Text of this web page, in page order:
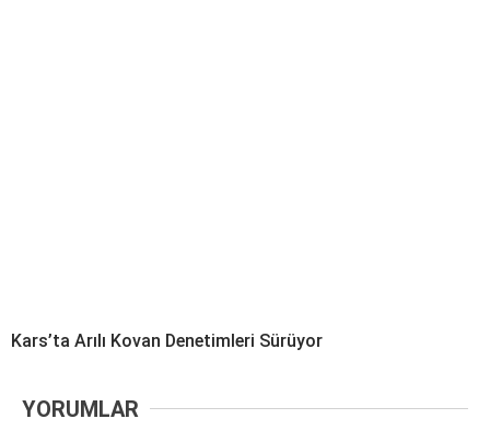
Kars’ta Arılı Kovan Denetimleri Sürüyor
YORUMLAR